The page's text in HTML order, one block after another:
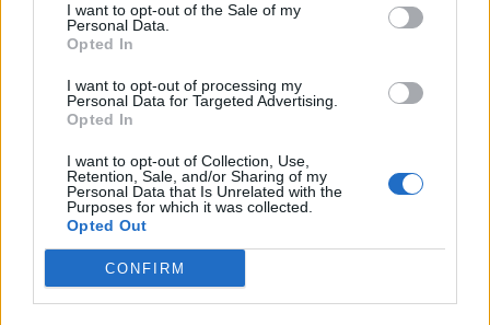
I want to opt-out of the Sale of my
Personal Data.
Opted In
I want to opt-out of processing my
Personal Data for Targeted Advertising.
Opted In
I want to opt-out of Collection, Use,
Retention, Sale, and/or Sharing of my
Personal Data that Is Unrelated with the
Purposes for which it was collected.
Opted Out
CONFIRM
A primeira exposição coletiva – e que integrará a
programação de aniversário do CAA – está
marcada para 13 de maio, no espaço expositivo do
CAA e conta com curadoria de Ana Anacleto.
Seguir-se-ão as exposições coletivas que vão
decorrer de forma descentralizada, primeiro na
Universidade de Aveiro (de 9 de fevereiro a 24 de
março) e em Albergaria-a-Velha (de 14 de abril a 21
de maio).
A programação completa do ciclo poderá ser
consultada emwww.cm-agueda.pt.